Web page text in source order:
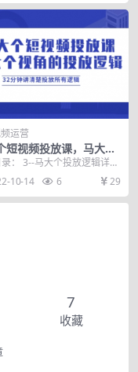
运营
短视频投放课，马大个
投放逻辑，32分钟讲清
： 3--马大个投放逻辑详解
2--马大个投放逻辑详
10-14 6 29
7
收藏